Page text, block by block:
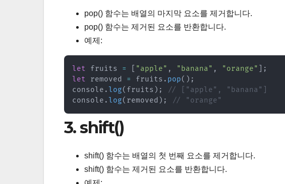
pop() 함수는 배열의 마지막 요소를 제거합니다.
pop() 함수는 제거된 요소를 반환합니다.
예제:
let fruits = "apple" , "banana" , "orange"
;
let removed = fruits . pop( ) ;
console .log( fruits ) ;
// ["apple", "banana"]
console .log( removed ) ; // "orange"
3. shift()
shift() 함수는 배열의 첫 번째 요소를 제거합니다.
shift() 함수는 제거된 요소를 반환합니다.